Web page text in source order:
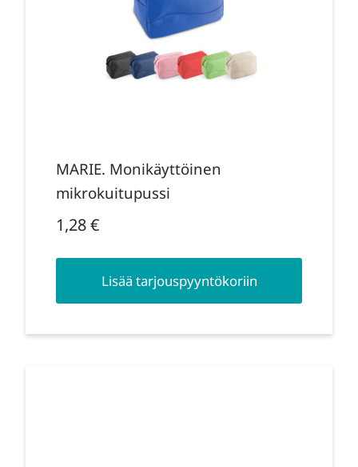
MARIE. Monikäyttöinen
mikrokuitupussi
1,28€
Lisää tarjouspyyntökoriin